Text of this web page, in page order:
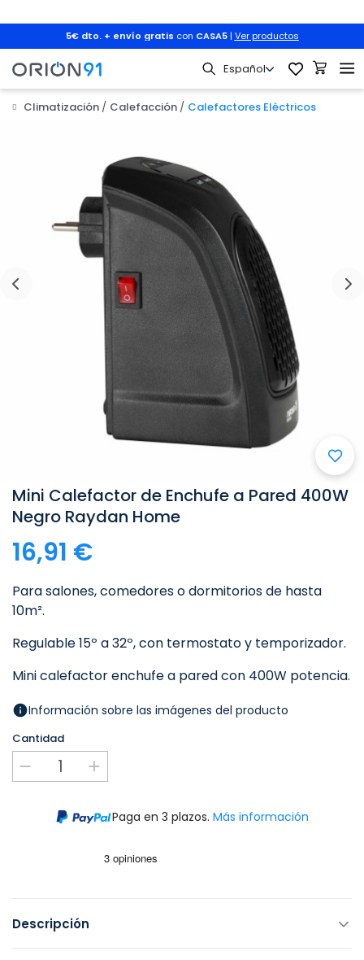
5€ dto. + envío gratis con CASA5| Ver productos
Climatización Calefacción Calefactores Eléctricos
Mini Calefactor de Enchufe a Pared 400W
Negro Raydan Home
16,91 €
Para salones, comedores o dormitorios de hasta
10m².
Regulable 15º a 32º, con termostato y temporizador.
Mini calefactor enchufe a pared con 400W potencia.
Información sobre las imágenes del producto
Cantidad
Paga en 3 plazos. Más información
Descripción